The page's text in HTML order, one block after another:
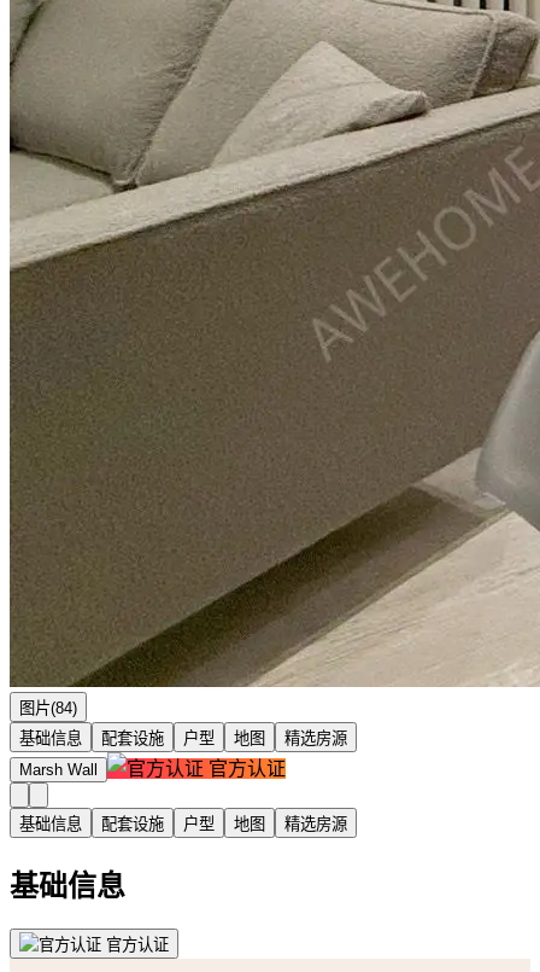
图片(84)
基础信息
配套设施 户型 地图
精选房源
Marsh Wall
官方认证
基础信息 配套设施 户型 地图 精选房源
基础信息
官方认证